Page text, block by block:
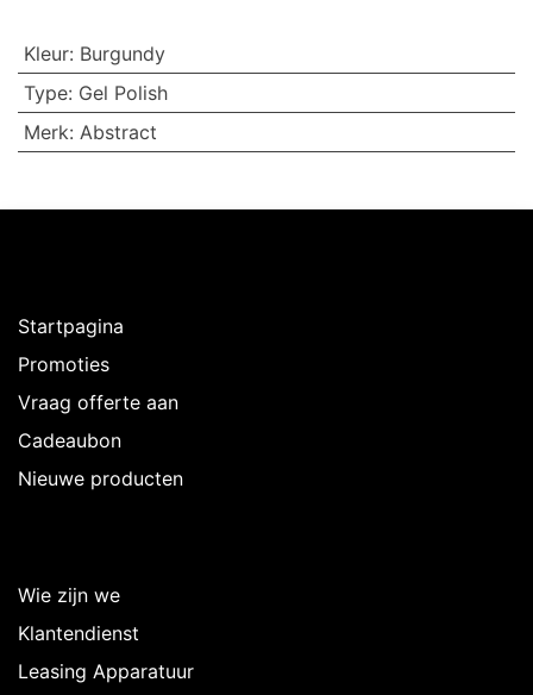
Kleur: Burgundy
Type: Gel Polish
Merk: Abstract
Startpagina
Promoties
Vraag offerte aan
Cadeaubon
Nieuwe producten
Wie zijn we
Klantendienst
Leasing Apparatuur